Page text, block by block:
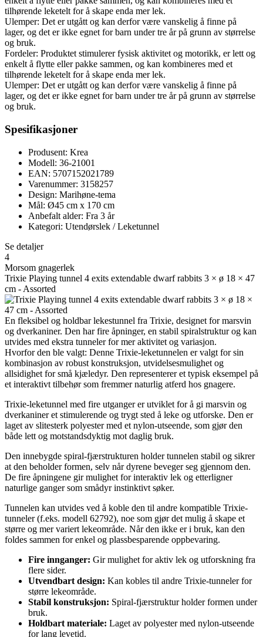
tilhørende leketelt for å skape enda mer lek.
Ulemper: Det er utgått og kan derfor være vanskelig å finne på
lager, og det er ikke egnet for barn under tre år på grunn av størrelse
og bruk.
Fordeler: Produktet stimulerer fysisk aktivitet og motorikk, er lett og
enkelt å flytte eller pakke sammen, og kan kombineres med et
tilhørende leketelt for å skape enda mer lek.
Ulemper: Det er utgått og kan derfor være vanskelig å finne på
lager, og det er ikke egnet for barn under tre år på grunn av størrelse
og bruk.
Spesifikasjoner
Produsent: Krea
Modell: 36-21001
EAN: 5707152021789
Varenummer: 3158257
Design: Marihøne-tema
Mål: Ø45 cm x 170 cm
Anbefalt alder: Fra 3 år
Kategori: Utendørslek / Leketunnel
Se detaljer
4
Morsom gnagerlek
Trixie Playing tunnel 4 exits extendable dwarf rabbits 3 × ø 18 × 47
cm - Assorted
En fleksibel og holdbar lekestunnel fra Trixie, designet for marsvin
og dverkaniner. Den har fire åpninger, en stabil spiralstruktur og kan
utvides med ekstra tunneler for mer aktivitet og variasjon.
Hvorfor den ble valgt: Denne Trixie-leketunnelen er valgt for sin
kombinasjon av robust konstruksjon, utvidelsesmulighet og
allsidighet for små kjæledyr. Den representerer et typisk eksempel på
et interaktivt tilbehør som fremmer naturlig atferd hos gnagere.
Trixie-leketunnel med fire utganger er utviklet for å gi marsvin og
dverkaniner et stimulerende og trygt sted å leke og utforske. Den er
laget av slitesterk polyester med et nylon-utseende, som gjør den
både lett og motstandsdyktig mot daglig bruk.
Den innebygde spiral-fjærstrukturen holder tunnelen stabil og sikrer
at den beholder formen, selv når dyrene beveger seg gjennom den.
De fire åpningene gir mulighet for interaktiv lek og etterligner
naturlige ganger som smådyr instinktivt søker.
Tunnelen kan utvides ved å koble den til andre kompatible Trixie-
tunneler (f.eks. modell 62792), noe som gjør det mulig å skape et
større og mer variert lekeområde. Når den ikke er i bruk, kan den
foldes sammen for enkel og plassbesparende oppbevaring.
Fire innganger: Gir mulighet for aktiv lek og utforskning fra
flere sider.
Utvendbart design: Kan kobles til andre Trixie-tunneler for
større lekeområde.
Stabil konstruksjon: Spiral-fjærstruktur holder formen under
bruk.
Holdbart materiale: Laget av polyester med nylon-utseende
for lang levetid.